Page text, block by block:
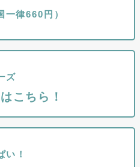
一律660円）
ズ
こちら！
い！